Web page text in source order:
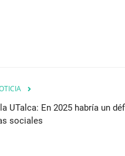
UTalca: En 2025 habría un
sociales